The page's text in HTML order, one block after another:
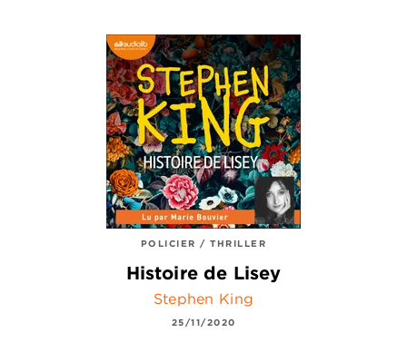
POLICIER / THRILLER
Histoire de Lisey
Stephen King
25/11/2020